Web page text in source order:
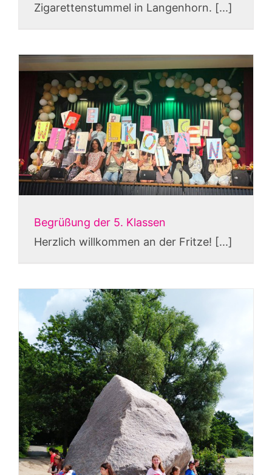
Zigarettenstummel in Langenhorn. [...]
Begrüßung der 5. Klassen
Herzlich willkommen an der Fritze! [...]